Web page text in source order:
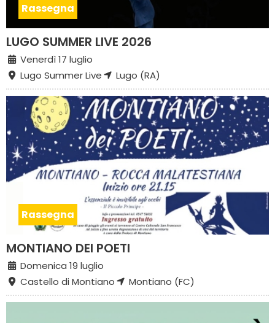
Rassegna
LUGO SUMMER LIVE 2026
Venerdì 17 luglio
Lugo Summer Live
Lugo (RA)
Rassegna
MONTIANO DEI POETI
Domenica 19 luglio
Castello di Montiano
Montiano (FC)